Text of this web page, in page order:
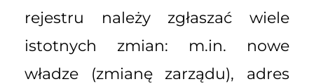
rejestru należy zgłaszać wiele
istotnych zmian: m.in. nowe
władze (zmianę zarządu), adres